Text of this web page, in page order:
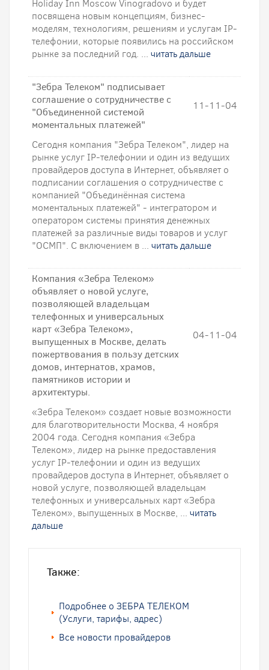
Holiday Inn Moscow Vinogradovo и будет
посвящена новым концепциям, бизнес-
моделям, технологиям, решениям и услугам IP-
телефонии, которые появились на российском
рынке за последний год. ... читать дальше
"Зебра Телеком" подписывает
соглашение о сотрудничестве с
"Объединенной системой
моментальных платежей"
11-11-04
Сегодня компания "Зебра Телеком", лидер на
рынке услуг IP-телефонии и один из ведущих
провайдеров доступа в Интернет, объявляет о
подписании соглашения о сотрудничестве с
компанией "Объединённая система
моментальных платежей" - интегратором и
оператором системы принятия денежных
платежей за различные виды товаров и услуг
"ОСМП". С включением в ... читать дальше
Компания «Зебра Телеком»
объявляет о новой услуге,
позволяющей владельцам
телефонных и универсальных
карт «Зебра Телеком»,
выпущенных в Москве, делать
пожертвования в пользу детских
домов, интернатов, храмов,
памятников истории и
архитектуры.
04-11-04
«Зебра Телеком» создает новые возможности
для благотворительности Москва, 4 ноября
2004 года. Сегодня компания «Зебра
Телеком», лидер на рынке предоставления
услуг IP-телефонии и один из ведущих
провайдеров доступа в Интернет, объявляет о
новой услуге, позволяющей владельцам
телефонных и универсальных карт «Зебра
Телеком», выпущенных в Москве, ... читать
дальше
Также:
Подробнее о ЗЕБРА ТЕЛЕКОМ
(Услуги, тарифы, адрес)
Все новости провайдеров